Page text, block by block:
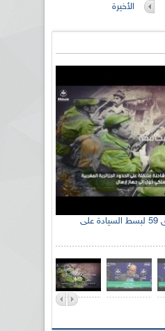
الإذاعة الجزائرية تحي الذكرى 59 لبسط السيادة على